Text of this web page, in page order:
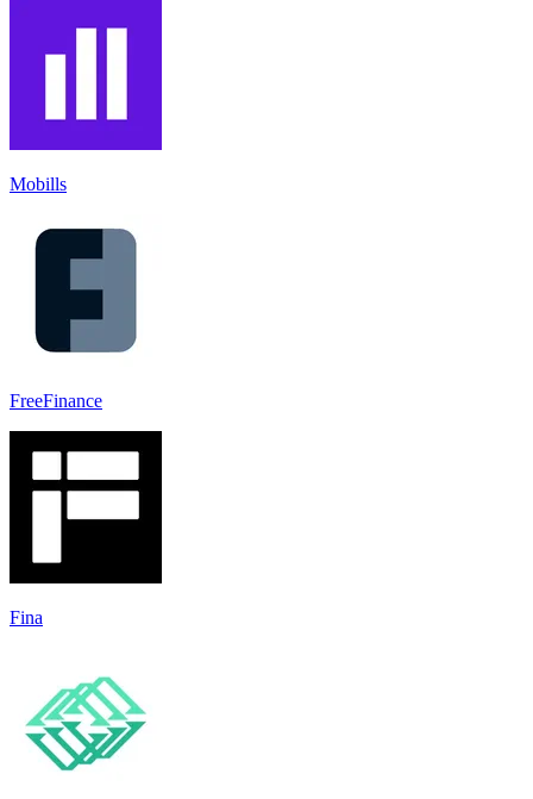
Mobills
FreeFinance
Fina